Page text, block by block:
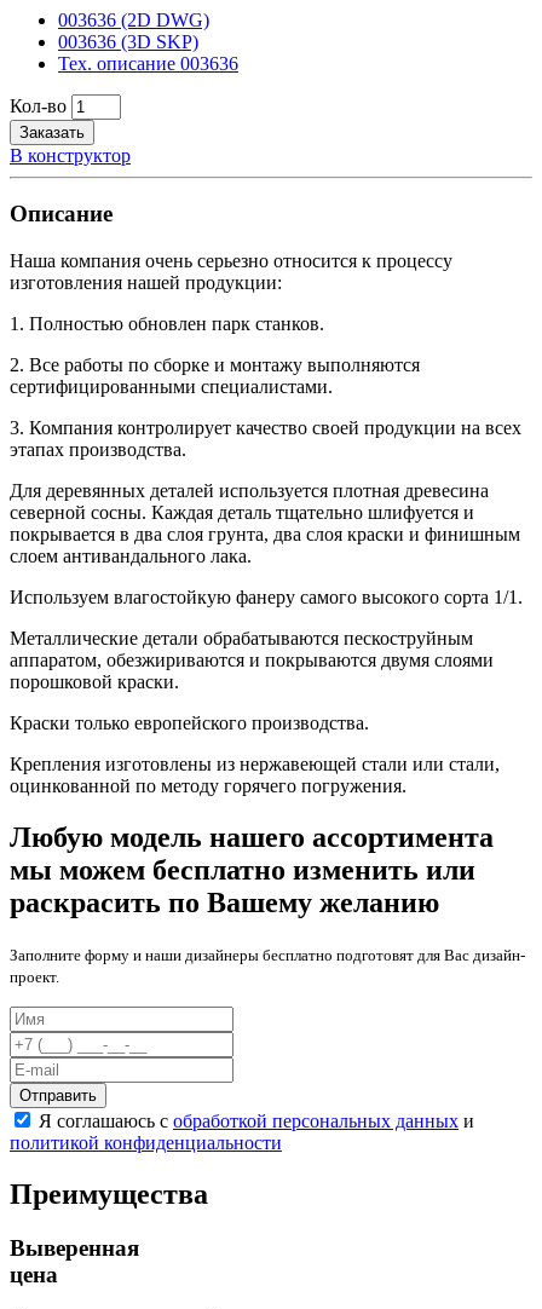
003636 (2D DWG)
003636 (3D SKP)
Тех. описание 003636
Кол-во
Заказать
В конструктор
Описание
Наша компания очень серьезно относится к процессу
изготовления нашей продукции:
1. Полностью обновлен парк станков.
2. Все работы по сборке и монтажу выполняются
сертифицированными специалистами.
3. Компания контролирует качество своей продукции на всех
этапах производства.
Для деревянных деталей используется плотная древесина
северной сосны. Каждая деталь тщательно шлифуется и
покрывается в два слоя грунта, два слоя краски и финишным
слоем антивандального лака.
Используем влагостойкую фанеру самого высокого сорта 1/1.
Металлические детали обрабатываются пескоструйным
аппаратом, обезжириваются и покрываются двумя слоями
порошковой краски.
Краски только европейского производства.
Крепления изготовлены из нержавеющей стали или стали,
оцинкованной по методу горячего погружения.
Любую модель нашего ассортимента
мы можем бесплатно изменить или
раскрасить по Вашему желанию
Заполните форму и наши дизайнеры бесплатно подготовят для Вас дизайн-
проект.
Отправить
Я соглашаюсь с обработкой персональных данных и
политикой конфиденциальности
Преимущества
Выверенная
цена